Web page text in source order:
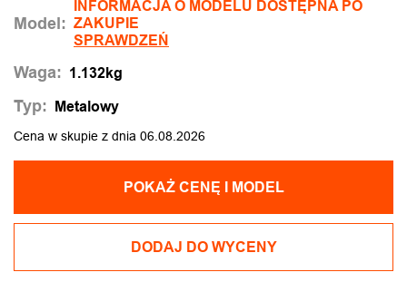
Model:
INFORMACJA O MODELU DOSTĘPNA PO
ZAKUPIE
SPRAWDZEŃ
Waga: 1.132kg
Typ: Metalowy
Cena w skupie z dnia 06.08.2026
POKAŻ CENĘ I MODEL
DODAJ DO WYCENY